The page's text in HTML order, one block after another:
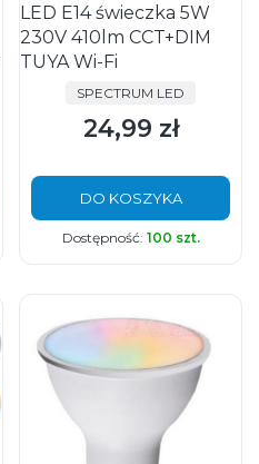
LED E14 świeczka 5W
230V 410lm CCT+DIM
TUYA Wi-Fi
PRODUCENT
SPECTRUM LED
Cena
24,99 zł
DO KOSZYKA
Dostępność: 100 szt.